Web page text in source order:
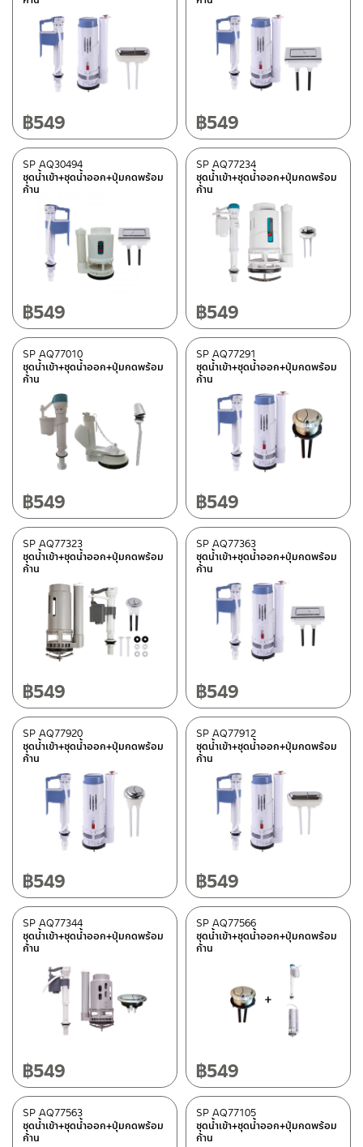
อะไหล่ AQ 90511
มีสต็อกปกติ
฿549 ฿549
ชุดน้ำเข้า+ชุดน้ำออก+ปุ่มกดพร้อม
ก้าน
SP AQ30494
฿549
ชุดน้ำเข้า+ชุดน้ำออก+ปุ่มกดพร้อม
ก้าน
SP AQ77234
฿549
ชุดน้ำเข้า+ชุดน้ำออก+ปุ่มกดพร้อม
ก้าน
SP AQ77010
฿549
ชุดน้ำเข้า+ชุดน้ำออก+ปุ่มกดพร้อม
ก้าน
SP AQ77291
฿549
ชุดน้ำเข้า+ชุดน้ำออก+ปุ่มกดพร้อม
ก้าน
SP AQ77323
฿549
ชุดน้ำเข้า+ชุดน้ำออก+ปุ่มกดพร้อม
ก้าน
SP AQ77363
฿549
ชุดน้ำเข้า+ชุดน้ำออก+ปุ่มกดพร้อม
ก้าน
SP AQ77920
฿549
ชุดน้ำเข้า+ชุดน้ำออก+ปุ่มกดพร้อม
ก้าน
SP AQ77912
฿549
ชุดน้ำเข้า+ชุดน้ำออก+ปุ่มกดพร้อม
ก้าน
SP AQ77344
฿549
ชุดน้ำเข้า+ชุดน้ำออก+ปุ่มกดพร้อม
ก้าน
SP AQ77566
฿549
ชุดน้ำเข้า+ชุดน้ำออก+ปุ่มกดพร้อม
ก้าน
SP AQ77563
ชุดน้ำเข้า+ชุดน้ำออก+ปุ่มกดพร้อม
ก้าน
SP AQ77105